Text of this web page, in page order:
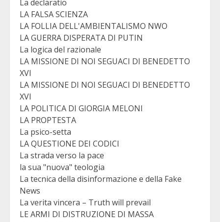
La declaratio
LA FALSA SCIENZA
LA FOLLIA DELL'AMBIENTALISMO NWO
LA GUERRA DISPERATA DI PUTIN
La logica del razionale
LA MISSIONE DI NOI SEGUACI DI BENEDETTO
XVI
LA MISSIONE DI NOI SEGUACI DI BENEDETTO
XVI
LA POLITICA DI GIORGIA MELONI
LA PROPTESTA
La psico-setta
LA QUESTIONE DEI CODICI
La strada verso la pace
la sua "nuova" teologia
La tecnica della disinformazione e della Fake
News
La verita vincera – Truth will prevail
LE ARMI DI DISTRUZIONE DI MASSA